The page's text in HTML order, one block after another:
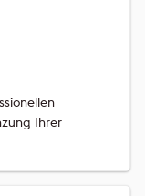
Ihrer